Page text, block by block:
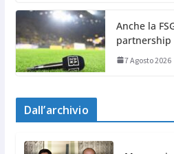
Anche la
partnership
7 Agosto 2026
Dall’archivio